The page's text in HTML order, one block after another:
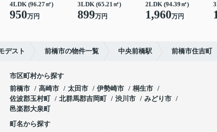
4LDK (96.27㎡)
950万円
3LDK (65.21㎡)
899万円
2LDK (94.39㎡)
1,960万円
デスト 前橋市の物件一覧 中央前橋駅 前橋市住吉町
市区町村から探す
前橋市
高崎市 太田市 伊勢崎市
桐生市
佐波郡玉村町
北群馬郡吉岡町 渋川市
みどり市
邑楽郡大泉町
町名から探す